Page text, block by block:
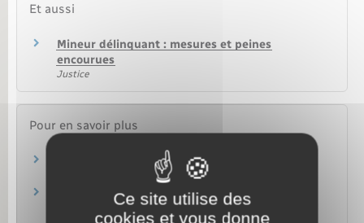
Et aussi
Mineur délinquant : mesures et peines
encourues
Justice
Pour en savoir plus
Réagir face aux violences en milieu scolaire
Ministère chargé de l'éducation
Parcours victimes (violences physiques,
sexuelles ou psychologiques)
Ce site utilise des
cookies et vous donne